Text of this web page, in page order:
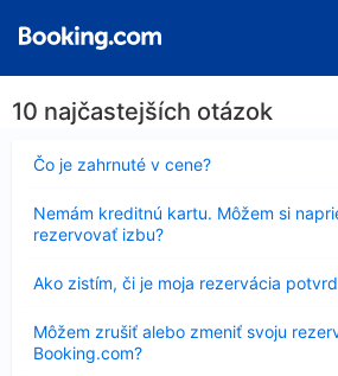
10 najčastejších otázok
Čo je zahrnuté v cene?
Nezobrazuje
sa
Nemám kreditnú kartu. Môžem si
rezervovať izbu?
sa
Ako zistím, či je moja rezervácia
sa
Môžem zrušiť alebo zmeniť svoju
Booking.com?
sa